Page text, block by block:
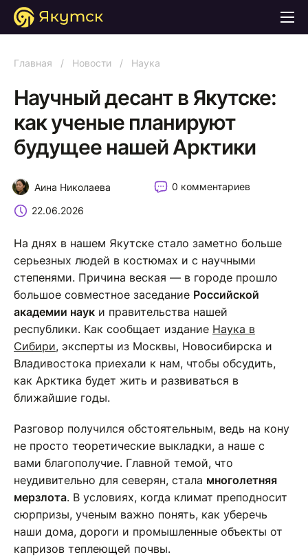
Главная / Новости / Наука
Научный десант в Якутске:
как ученые планируют
будущее нашей Арктики
Аина Николаева 0 комментариев
22.06.2026
На днях в нашем Якутске стало заметно больше
серьезных людей в костюмах и с научными
степенями. Причина веская — в городе прошло
большое совместное заседание Российской
академии наук и правительства нашей
республики. Как сообщает издание Наука в
Сибири, эксперты из Москвы, Новосибирска и
Владивостока приехали к нам, чтобы обсудить,
как Арктика будет жить и развиваться в
ближайшие годы.
Разговор получился обстоятельным, ведь на кону
не просто теоретические выкладки, а наше с
вами благополучие. Главной темой, что
неудивительно для северян, стала многолетняя
мерзлота. В условиях, когда климат преподносит
сюрпризы, ученым важно понять, как уберечь
наши дома, дороги и промышленные объекты от
капризов теплеющей почвы.